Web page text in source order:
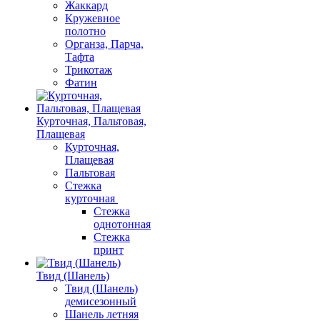
Жаккард
Кружевное
полотно
Органза, Парча,
Тафта
Трикотаж
Фатин
Курточная, Пальтовая,
Плащевая
Курточная,
Плащевая
Пальтовая
Стежка
курточная
Стежка
однотонная
Стежка
принт
Твид (Шанель)
Твид (Шанель)
демисезонный
Шанель летняя